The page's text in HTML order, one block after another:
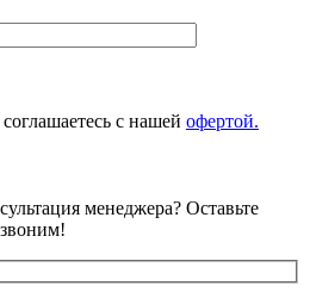
с нашей офертой.
менеджера? Оставьте